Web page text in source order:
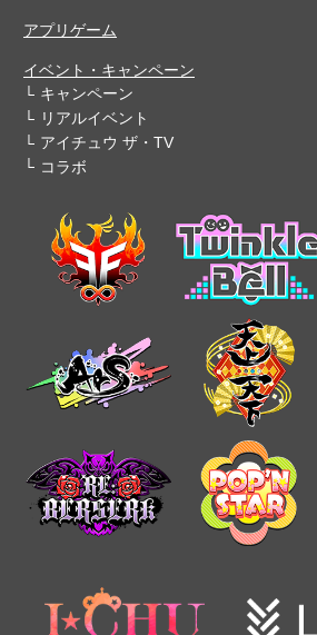
アプリゲーム
イベント・キャンペーン
キャンペーン
リアルイベント
アイチュウ ザ・TV
コラボ